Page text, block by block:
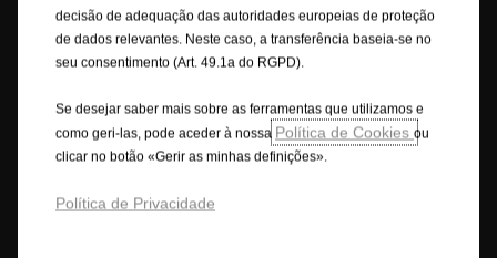
utilização da informação nele contida.
As descrições e ilustrações das características podem referir-se ou
mostrar equipamentos opcionais não incluídos na entrega de série. As
Reservamo-nos o direito de fazer alterações no design e nos
equipamentos. As cores apresentadas são cores reais aproximadas. Os
equipamentos opcionais ilustrados estão disponíveis mediante custo
fornecidos nos nossos veículos podem variar ou estar disponíveis
decisão de adequação das autoridades europeias de proteção
de dados relevantes. Neste caso, a transferência baseia-se no
seu consentimento (Art. 49.1a do RGPD).
Se desejar saber mais sobre as ferramentas que utilizamos e
como geri-las, pode aceder à nossa Política de Cookies ou
clicar no botão «Gerir as minhas definições».
Política de Privacidade